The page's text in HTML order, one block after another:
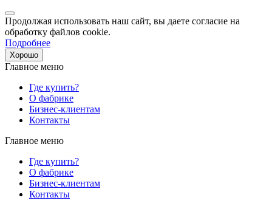
Продолжая использовать наш сайт, вы даете согласие на
обработку файлов cookie.
Подробнее
Хорошо
Главное меню
Где купить?
О фабрике
Бизнес-клиентам
Контакты
Главное меню
Где купить?
О фабрике
Бизнес-клиентам
Контакты